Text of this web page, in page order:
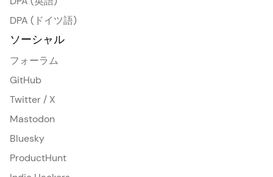
DPA (ドイツ語)
ソーシャル
フォーラム
GitHub
Twitter / X
Mastodon
Bluesky
ProductHunt